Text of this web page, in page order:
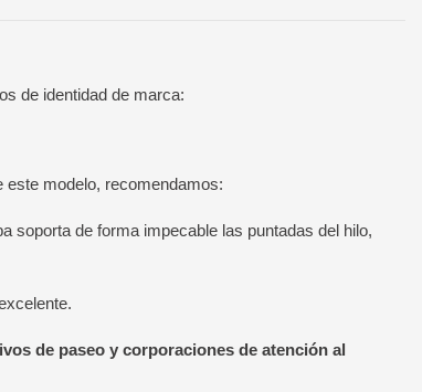
de identidad de marca:
modelo, recomendamos:
soporta de forma impecable las puntadas del hilo,
de paseo y corporaciones de atención al